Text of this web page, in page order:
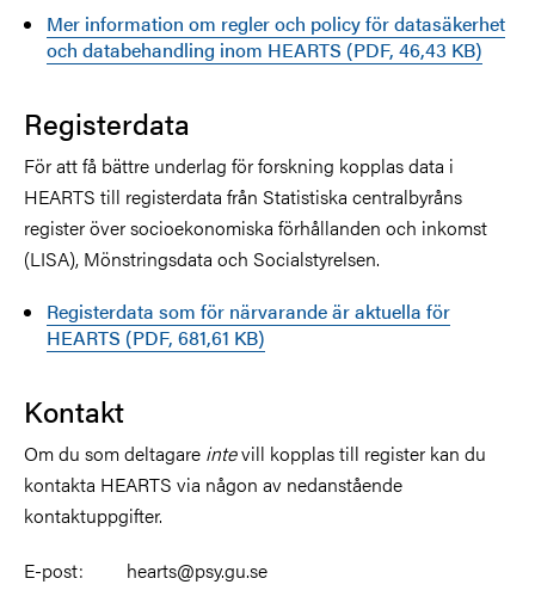
Mer information om regler och policy för datasäkerhet
och databehandling inom HEARTS (PDF, 46,43 KB)
Registerdata
För att få bättre underlag för forskning kopplas data i
HEARTS till registerdata från Statistiska centralbyråns
register över socioekonomiska förhållanden och inkomst
(LISA), Mönstringsdata och Socialstyrelsen.
Registerdata som för närvarande är aktuella för
HEARTS (PDF, 681,61 KB)
Kontakt
Om du som deltagare intevill kopplas till register kan du
kontakta HEARTS via någon av nedanstående
kontaktuppgifter.
E-post: hearts@psy.gu.se